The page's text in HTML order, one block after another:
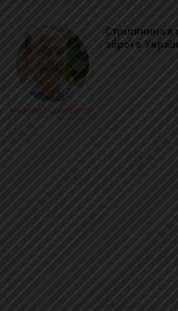
Михайло Цимбалюк
Стрілянина в
зброї в Україні